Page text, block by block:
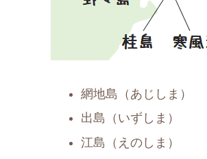
網地島（あじしま）
出島（いずしま）
江島（えのしま）